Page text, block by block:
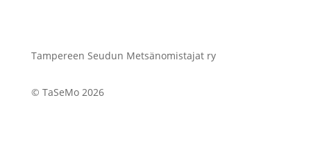
Tampereen Seudun Metsänomistajat ry
© TaSeMo 2026